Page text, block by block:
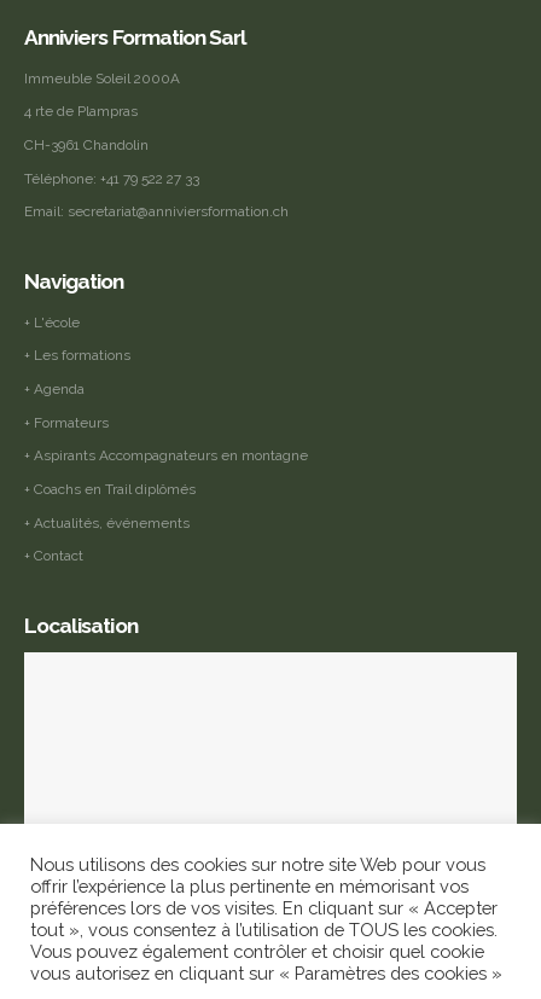
Anniviers Formation Sarl
Immeuble Soleil 2000A
4 rte de Plampras
CH-3961 Chandolin
Téléphone: +41 79 522 27 33
Email: secretariat@anniviersformation.ch
Navigation
+ L'école
+ Les formations
+ Agenda
+ Formateurs
+ Aspirants Accompagnateurs en montagne
+ Coachs en Trail diplômés
+ Actualités, événements
+ Contact
Localisation
ANNIVIERS Formation © 2022. Tous droits réservés |Mentions légales|
Politique de confidentialité|Conditions générales d'inscription et
Nous utilisons des cookies sur notre site Web pour vous
offrir l’expérience la plus pertinente en mémorisant vos
préférences lors de vos visites. En cliquant sur « Accepter
tout », vous consentez à l’utilisation de TOUS les cookies.
Vous pouvez également contrôler et choisir quel cookie
vous autorisez en cliquant sur « Paramètres des cookies »